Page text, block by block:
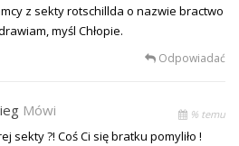
z sekty rotschillda o nazwie bractwo
myśl Chłopie.
Odpowiadać
Mówi % temu
sekty ?! Coś Ci się bratku pomyliło !